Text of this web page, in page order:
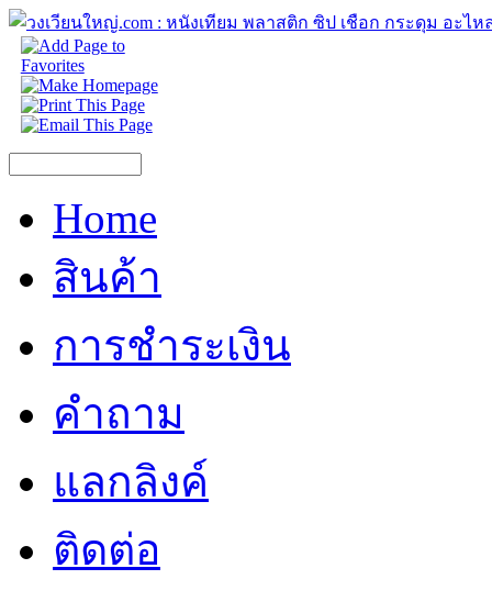
Home
สินค้า
การชำระเงิน
คำถาม
แลกลิงค์
ติดต่อ